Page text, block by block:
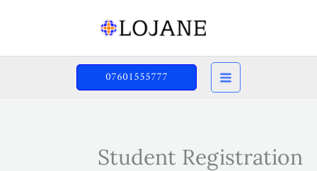
07601555777
Student Registration